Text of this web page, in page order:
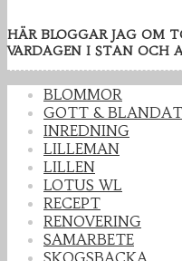
HÄR BLOGGAR JAG OM
VARDAGEN I STAN OCH
BLOMMOR
GOTT & BLANDAT
INREDNING
LILLEMAN
LILLEN
LOTUS WL
RECEPT
RENOVERING
SAMARBETE